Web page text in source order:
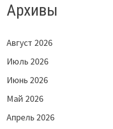
Архивы
Август 2026
Июль 2026
Июнь 2026
Май 2026
Апрель 2026